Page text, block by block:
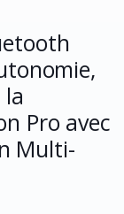
Pro avec
Multi-